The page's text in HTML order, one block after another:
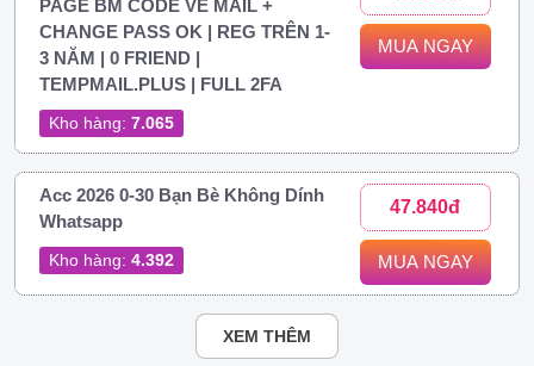
PAGE BM CODE VỀ MAIL +
CHANGE PASS OK | REG TRÊN 1-
3 NĂM | 0 FRIEND |
TEMPMAIL.PLUS | FULL 2FA
Kho hàng: 7.065
MUA NGAY
Acc 2026 0-30 Bạn Bè Không Dính
Whatsapp
Kho hàng: 4.392
47.840đ
MUA NGAY
XEM THÊM